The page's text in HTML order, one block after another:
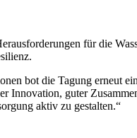
für die
bot die Tagung erneut
Innovation, guter
aktiv zu gestalten.“